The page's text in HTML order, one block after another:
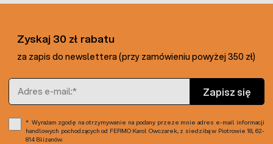
Zyskaj 30 zł rabatu
za zapis do newslettera (przy zamówieniu powyżej 350 zł)
Adres e-mail
Zapisz się
Wyrażam zgodę na otrzymywanie na podany przeze mnie adres e-mail informacji
handlowych pochodzących od FERMO Karol Owczarek, z siedzibą w Piotrowie 18, 62-
814 Blizanów.